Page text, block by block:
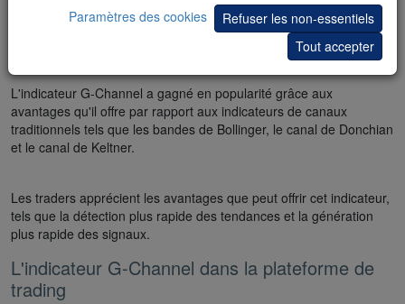
L'indicateur G-Channel a gagné en popularité grâce aux
avantages qu'il offre par rapport aux indicateurs de canaux
traditionnels tels que les bandes de Bollinger, le canal de Donchian
et le canal de Keltner.
Les traders apprécient les avantages que peut offrir cet indicateur,
tels que la détection plus rapide des tendances et la génération
plus rapide des signaux.
L'indicateur G-Channel dans la plateforme de
trading
Paramètres des cookies
Refuser les non-essentiels
Tout accepter